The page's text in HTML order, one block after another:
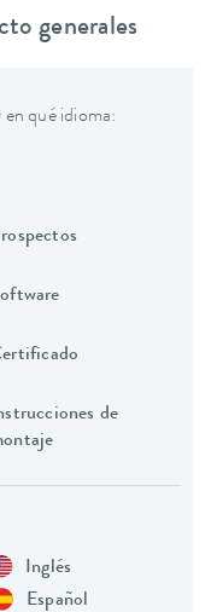
generales
en qué idioma:
de
Inglés
Español